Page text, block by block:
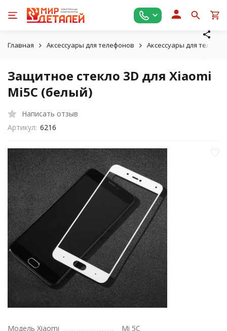
Главная Аксессуары для телефонов Аксессуары для
Защитное стекло 3D для Xiaomi
Mi5C (белый)
Написать отзыв
Артикул: 6216
Модель Xiaomi
Mi 5C